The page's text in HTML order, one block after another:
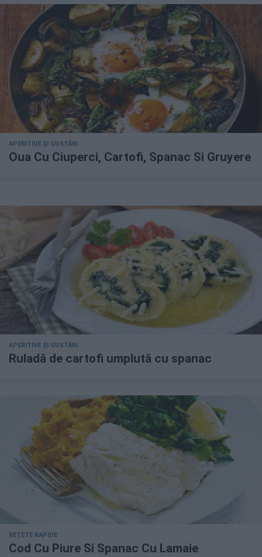
APERITIVE ȘI GUSTĂRI
Oua Cu Ciuperci, Cartofi, Spanac Si Gruyere
APERITIVE ȘI GUSTĂRI
Ruladă de cartofi umplută cu spanac
REȚETE RAPIDE
Cod Cu Piure Si Spanac Cu Lamaie